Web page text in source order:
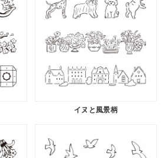
イヌと風景柄